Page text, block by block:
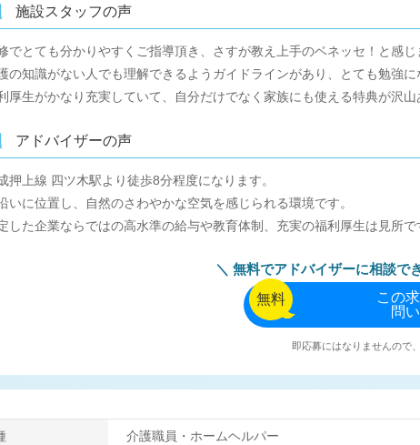
施設スタッフの声
でとても分かりやすくご指導頂き、さすが教え上手のベネッセ！と感じ
の知識がない人でも理解できるようガイドラインがあり、とても勉強に
厚生がかなり充実していて、自分だけでなく家族にも使える特典が沢山
アドバイザーの声
押上線 四ツ木駅より徒歩8分程度になります。
いに位置し、自然のさわやかな空気を感じられる環境です。
した企業ならではの高水準の給与や教育体制、充実の福利厚生は見所で
無料でアドバイザーに相談でき
無料
この
問
即応募にはなりませんので
介護職員・ホームヘルパー